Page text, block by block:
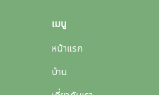
เมนู
หน้าแรก
บ้าน